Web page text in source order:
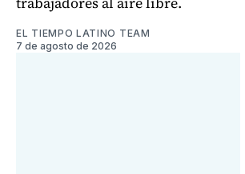
EL TIEMPO LATINO TEAM
7 de agosto de 2026